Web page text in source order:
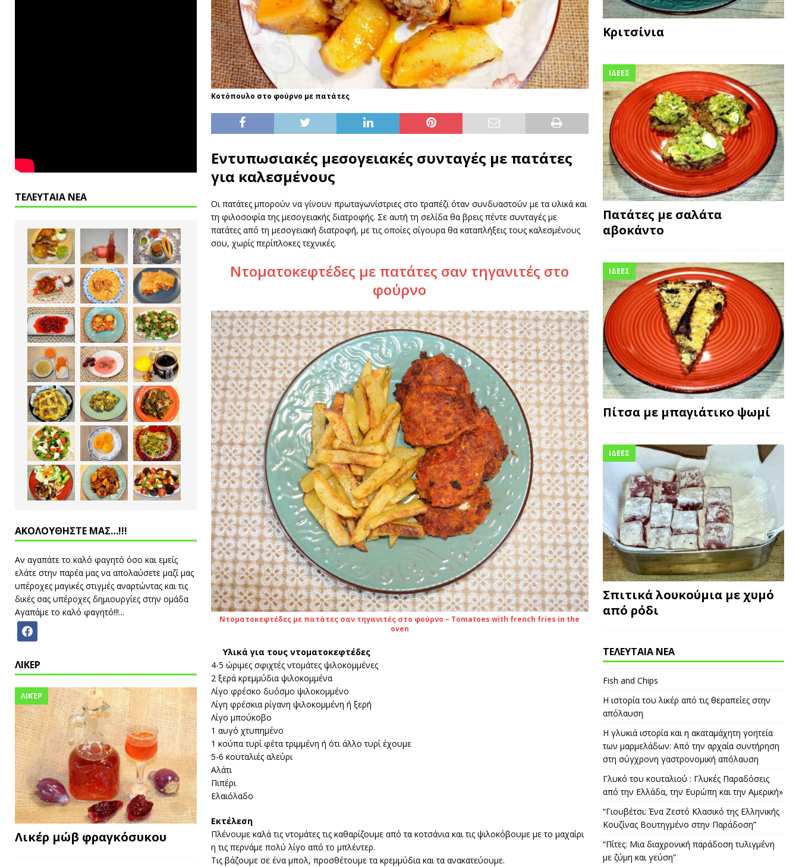
Κοτόπουλο στο φούρνο με πατάτες
Εντυπωσιακές μεσογειακές συνταγές με πατάτες
για καλεσμένους
Οι πατάτες μπορούν να γίνουν πρωταγωνίστριες στο τραπέζι όταν συνδυαστούν με τα υλικά και
τη φιλοσοφία της μεσογειακής διατροφής. Σε αυτή τη σελίδα θα βρεις πέντε συνταγές με
πατάτες από τη μεσογειακή διατροφή, με τις οποίες σίγουρα θα καταπλήξεις τους καλεσμένους
σου, χωρίς περίπλοκες τεχνικές.
Ντοματοκεφτέδες με πατάτες σαν τηγανιτές στο
φούρνο
Ντοματοκεφτέδες με πατάτες σαν τηγανιτές στο φούρνο – Tomatoes with french fries in the
oven
Υλικά για τους ντοματοκεφτέδες
4-5 ώριμες σφιχτές ντομάτες ψιλοκομμένες
2 ξερά κρεμμύδια ψιλοκομμένα
Λίγο φρέσκο δυόσμο ψιλοκομμένο
Λίγη φρέσκια ρίγανη ψιλοκομμένη ή ξερή
Λίγο μπούκοβο
1 αυγό χτυπημένο
1 κούπα τυρί φέτα τριμμένη ή ότι άλλο τυρί έχουμε
5-6 κουταλιές αλεύρι
Αλάτι
Πιπέρι
Ελαιόλαδο
Εκτέλεση
Πλένουμε καλά τις ντομάτες τις καθαρίζουμε από τα κοτσάνια και τις ψιλοκόβουμε με το μαχαίρι
η τις περνάμε πολύ λίγο από το μπλέντερ.
Τις βάζουμε σε ένα μπολ, προσθέτουμε τα κρεμμύδια και τα ανακατεύουμε.
ΤΕΛΕΥΤΑΙΑ ΝΕΑ
ΑΚΟΛΟΥΘΗΣΤΕ ΜΑΣ…!!!
Αν αγαπάτε το καλό φαγητό όσο και εμείς
ελάτε στην παρέα μας να απολαύσετε μαζί μας
υπέροχες μαγικές στιγμές αναρτώντας και τις
δικές σας υπέροχες δημιουργίες στην ομάδα
Αγαπάμε το καλό φαγητό!!!...
ΛΙΚΕΡ
ΛΙΚΈΡ
Λικέρ μώβ φραγκόσυκου
Κριτσίνια
ΙΔΕΕΣ
Πατάτες με σαλάτα
αβοκάντο
ΙΔΕΕΣ
Πίτσα με μπαγιάτικο ψωμί
ΙΔΕΕΣ
Σπιτικά λουκούμια με χυμό
από ρόδι
ΤΕΛΕΥΤΑΙΑ ΝΕΑ
Fish and Chips
Η ιστορία του λικέρ από τις θεραπείες στην
απόλαυση
Η γλυκιά ιστορία και η ακαταμάχητη γοητεία
των μαρμελάδων: Από την αρχαία συντήρηση
στη σύγχρονη γαστρονομική απόλαυση
Γλυκό του κουταλιού : Γλυκές Παραδόσεις
από την Ελλάδα, την Ευρώπη και την Αμερική»
“Γιουβέτσι: Ένα Ζεστό Κλασικό της Ελληνικής
Κουζίνας Βουτηγμένο στην Παράδοση”
“Πίτες: Μια διαχρονική παράδοση τυλιγμένη
με ζύμη και γεύση”